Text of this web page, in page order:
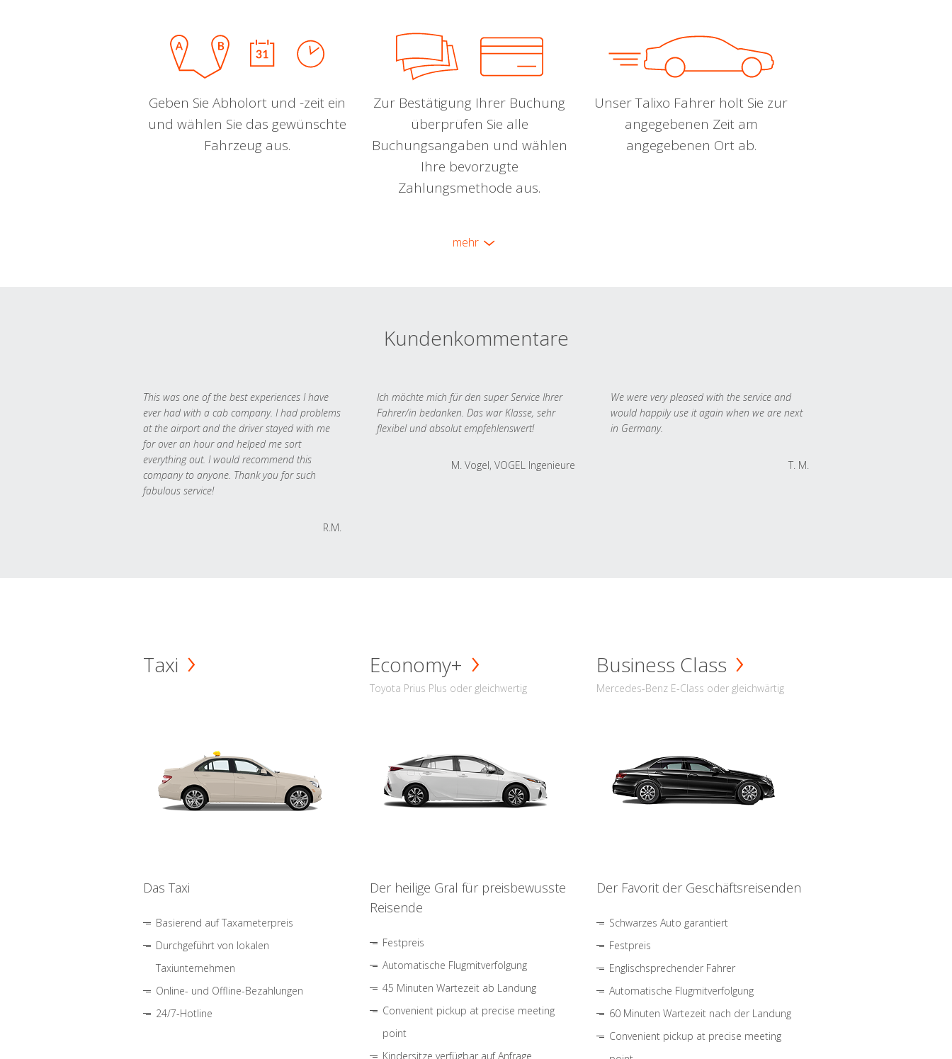
Geben Sie Abholort und -zeit ein
und wählen Sie das gewünschte
Fahrzeug aus.
Zur Bestätigung Ihrer Buchung
überprüfen Sie alle
Buchungsangaben und wählen
Ihre bevorzugte
Zahlungsmethode aus.
Unser Talixo Fahrer holt Sie zur
angegebenen Zeit am
angegebenen Ort ab.
mehr
Kundenkommentare
This was one of the best experiences I have
ever had with a cab company. I had problems
at the airport and the driver stayed with me
for over an hour and helped me sort
everything out. I would recommend this
company to anyone. Thank you for such
fabulous service!
R.M.
Ich möchte mich für den super Service Ihrer
Fahrer/in bedanken. Das war Klasse, sehr
flexibel und absolut empfehlenswert!
M. Vogel, VOGEL Ingenieure
We were very pleased with the service and
would happily use it again when we are next
in Germany.
T. M.
Taxi
Das Taxi
Basierend auf Taxameterpreis
Durchgeführt von lokalen
Taxiunternehmen
Online- und Offline-Bezahlungen
24/7-Hotline
Economy+
Toyota Prius Plus oder gleichwertig
Der heilige Gral für preisbewusste
Reisende
Festpreis
Automatische Flugmitverfolgung
45 Minuten Wartezeit ab Landung
Convenient pickup at precise meeting
point
Kindersitze verfügbar auf Anfrage
Business Class
Mercedes-Benz E-Class oder gleichwärtig
Der Favorit der Geschäftsreisenden
Schwarzes Auto garantiert
Festpreis
Englischsprechender Fahrer
Automatische Flugmitverfolgung
60 Minuten Wartezeit nach der Landung
Convenient pickup at precise meeting